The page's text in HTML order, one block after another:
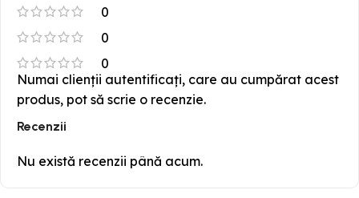
0
0
0
Recenzii
Nu există recenzii până acum.
Numai clienții autentificați, care au cumpărat acest
produs, pot să scrie o recenzie.